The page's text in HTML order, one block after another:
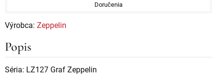
Doručenia
Výrobca: Zeppelin
Popis
Séria: LZ127 Graf Zeppelin